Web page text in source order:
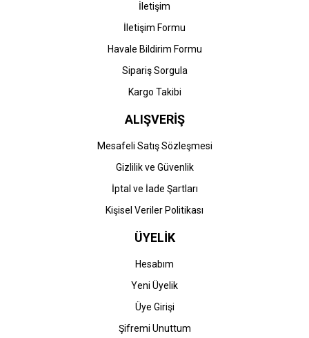
İletişim
İletişim Formu
Havale Bildirim Formu
Sipariş Sorgula
Kargo Takibi
ALIŞVERİŞ
Mesafeli Satış Sözleşmesi
Gizlilik ve Güvenlik
İptal ve İade Şartları
Kişisel Veriler Politikası
ÜYELİK
Hesabım
Yeni Üyelik
Üye Girişi
Şifremi Unuttum